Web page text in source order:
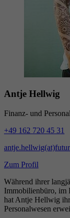
Antje Hellwig
Finanz- und
+49 162 720 45 31
Zum Profil
Während ihrer
Immobilienbüro, im
hat Antje Hellwig
Personalwesen